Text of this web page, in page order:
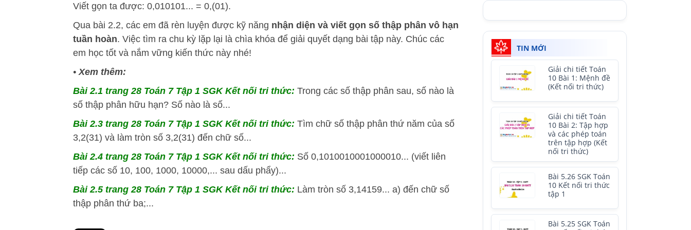
Viết gọn ta được: 0,010101... = 0,(01).
Qua bài 2.2, các em đã rèn luyện được kỹ năng nhận diện và viết gọn số thập phân vô hạn
tuần hoàn. Việc tìm ra chu kỳ lặp lại là chìa khóa để giải quyết dạng bài tập này. Chúc các
em học tốt và nắm vững kiến thức này nhé!
•Xem thêm:
Bài 2.1 trang 28 Toán 7 Tập 1 SGK Kết nối tri thức: Trong các số thập phân sau, số nào là
số thập phân hữu hạn? Số nào là số...
Bài 2.3 trang 28 Toán 7 Tập 1 SGK Kết nối tri thức: Tìm chữ số thập phân thứ năm của số
3,2(31) và làm tròn số 3,2(31) đến chữ số...
Bài 2.4 trang 28 Toán 7 Tập 1 SGK Kết nối tri thức: Số 0,1010010001000010... (viết liên
tiếp các số 10, 100, 1000, 10000,... sau dấu phẩy)...
Bài 2.5 trang 28 Toán 7 Tập 1 SGK Kết nối tri thức: Làm tròn số 3,14159... a) đến chữ số
thập phân thứ ba;...
TIN MỚI
Giải chi tiết Toán
10 Bài 1: Mệnh đề
(Kết nối tri thức)
Giải chi tiết Toán
10 Bài 2: Tập hợp
và các phép toán
trên tập hợp (Kết
nối tri thức)
Bài 5.26 SGK Toán
10 Kết nối tri thức
tập 1
Bài 5.25 SGK Toán